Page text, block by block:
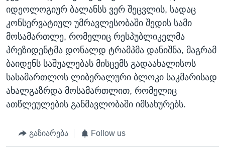
იდეოლოგიურ ბალანსს ვერ შეცვლის, სადაც
კონსერვატიულ უმრავლესობაში შედის სამი
მოსამართლე, რომელიც რესპუბლიკელმა
პრეზიდენტმა დონალდ ტრამპმა დანიშნა, მაგრამ
ბაიდენს საშუალებას მისცემს გადაახალისოს
სასამართლოს ლიბერალური ბლოკი საკმარისად
ახალგაზრდა მოსამართლით, რომელიც
ათწლეულების განმავლობაში იმსახურებს.
გაზიარება Follow us